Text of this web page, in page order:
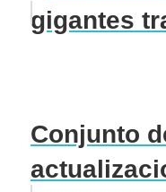
gigantes
Conjunto